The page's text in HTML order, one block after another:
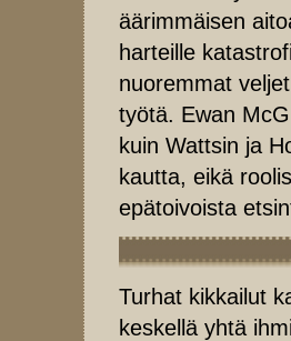
äärimmäisen
harteille
nuoremmat
työtä. Ewan
kuin Wattsin ja
kautta, eikä
epätoivoista
Turhat kikkailut
keskellä yhtä